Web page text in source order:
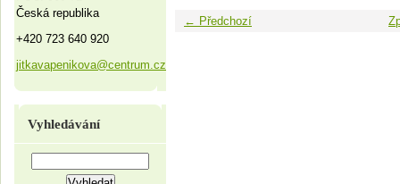
← Předchozí
Česká republika
+420 723 640 920
jitkavapenikova@centrum.cz
Vyhledávání